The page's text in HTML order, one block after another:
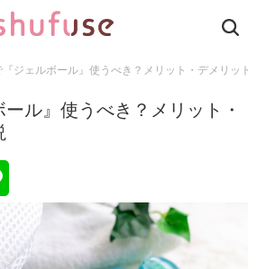
『ジェルボール』使うべき？メリット・デメリット
ル』使うべき？メリット・